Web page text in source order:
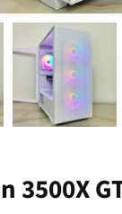
3500X